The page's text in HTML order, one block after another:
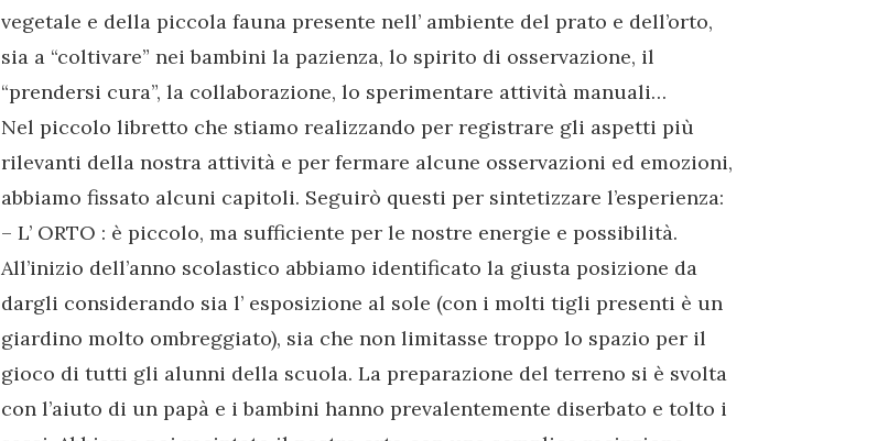
vegetale e della piccola fauna presente nell’ ambiente del prato e dell’orto,
sia a “coltivare” nei bambini la pazienza, lo spirito di osservazione, il
“prendersi cura”, la collaborazione, lo sperimentare attività manuali…
Nel piccolo libretto che stiamo realizzando per registrare gli aspetti più
rilevanti della nostra attività e per fermare alcune osservazioni ed emozioni,
abbiamo fissato alcuni capitoli. Seguirò questi per sintetizzare l’esperienza:
– L’ ORTO : è piccolo, ma sufficiente per le nostre energie e possibilità.
All’inizio dell’anno scolastico abbiamo identificato la giusta posizione da
dargli considerando sia l’ esposizione al sole (con i molti tigli presenti è un
giardino molto ombreggiato), sia che non limitasse troppo lo spazio per il
gioco di tutti gli alunni della scuola. La preparazione del terreno si è svolta
con l’aiuto di un papà e i bambini hanno prevalentemente diserbato e tolto i